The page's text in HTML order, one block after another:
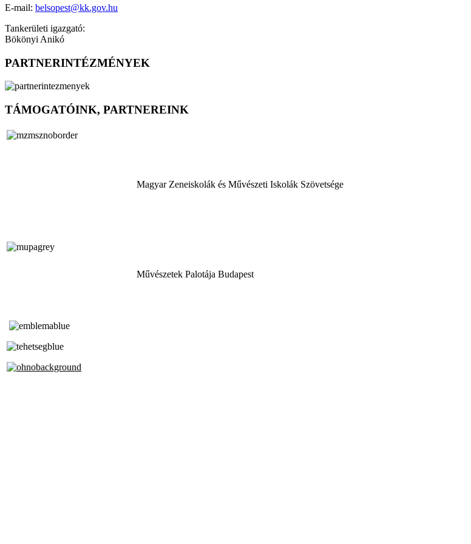
E-mail: belsopest@kk.gov.hu
Tankerületi igazgató:
Bökönyi Anikó
PARTNERINTÉZMÉNYEK
TÁMOGATÓINK, PARTNEREINK
Magyar Zeneiskolák és Művészeti Iskolák Szövetsége
Művészetek Palotája Budapest